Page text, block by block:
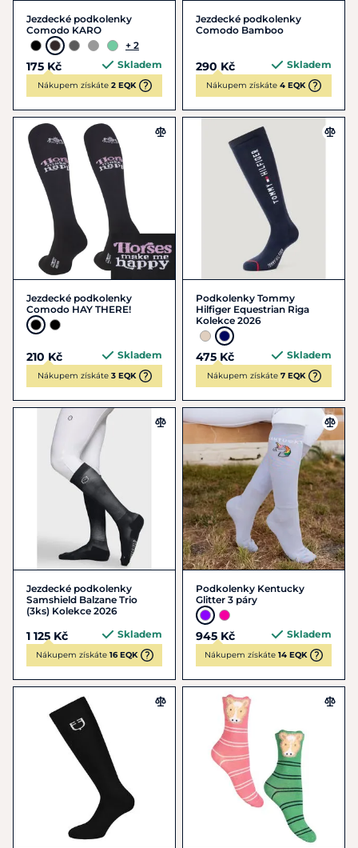
Jezdecké podkolenky
Comodo KARO
+ 2
175 Kč Skladem
Nákupem získáte 2 EQK
Jezdecké podkolenky
Comodo Bamboo
290 Kč Skladem
Nákupem získáte 4 EQK
Jezdecké podkolenky
Comodo HAY THERE!
210 Kč Skladem
Nákupem získáte 3 EQK
Podkolenky Tommy
Hilfiger Equestrian Riga
Kolekce 2026
475 Kč Skladem
Nákupem získáte 7 EQK
Jezdecké podkolenky
Samshield Balzane Trio
(3ks) Kolekce 2026
1 125 Kč Skladem
Nákupem získáte 16 EQK
Podkolenky Kentucky
Glitter 3 páry
945 Kč Skladem
Nákupem získáte 14 EQK